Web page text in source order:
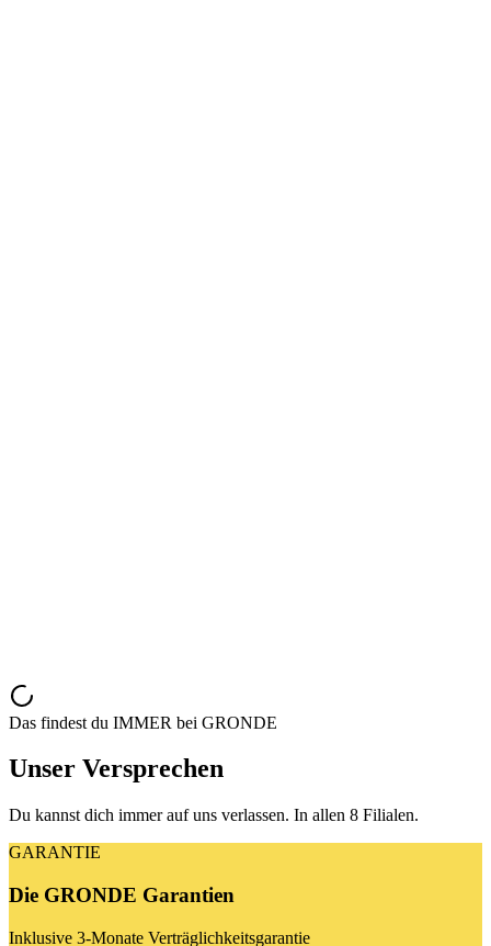
Das findest du IMMER bei GRONDE
Unser Versprechen
Du kannst dich immer auf uns verlassen. In allen 8 Filialen.
GARANTIE
Die GRONDE Garantien
Inklusive 3-Monate Verträglichkeitsgarantie